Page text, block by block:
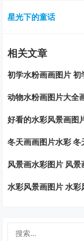
星光下的童话
相关文章
初学水粉画画图片
动物水粉画图片大全
好看的水彩风景画图
冬天画画图片水彩
风景画水彩图片 风
水彩风景画图片 水